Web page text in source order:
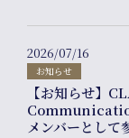
2026/07/16
お知らせ
【お知らせ】
メンバーとして